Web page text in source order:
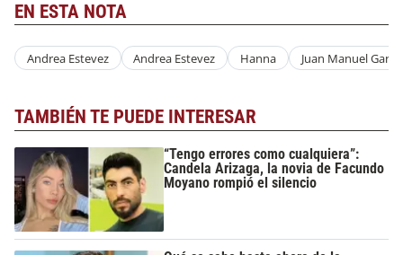
EN ESTA NOTA
Andrea Estevez Andrea Estevez Hanna Juan Manuel García
TAMBIÉN TE PUEDE INTERESAR
“Tengo errores como cualquiera”:
Candela Arizaga, la novia de Facundo
Moyano rompió el silencio